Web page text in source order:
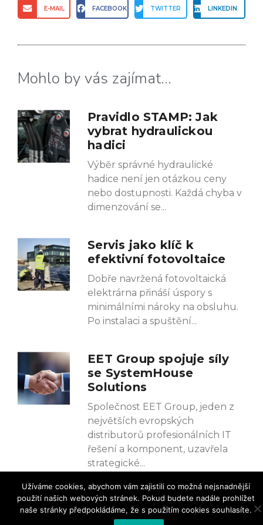
E-MAIL FACEBOOK TWITTER LINKEDIN
Mohlo by vás zajímat...
Pravidlo STAMP: Jak
vybrat hydraulickou
hadici
Výběr správné hydraulické
hadice není jen otázkou ceny
nebo dostupnosti. Každá chyba v
dimenzování se
Servis jako klíč k
efektivní fotovoltaice
Dobře navržená fotovoltaická
elektrárna přináší úspory s
minimálními nároky na obsluhu.
Po instalaci a spuštění
EET Group spojuje síly
se SystemHouse
Solutions
Společnost EET Group, jeden z
největších evropských
distributorů profesionálních IT
řešení a komponent, uzavřela
strategické
Užíváme cookies, abychom vám zajistili co možná nejsnadnější
použití našich webových stránek. Pokud budete nadále prohlížet
naše stránky předpokládáme, že s použitím cookies souhlasíte.